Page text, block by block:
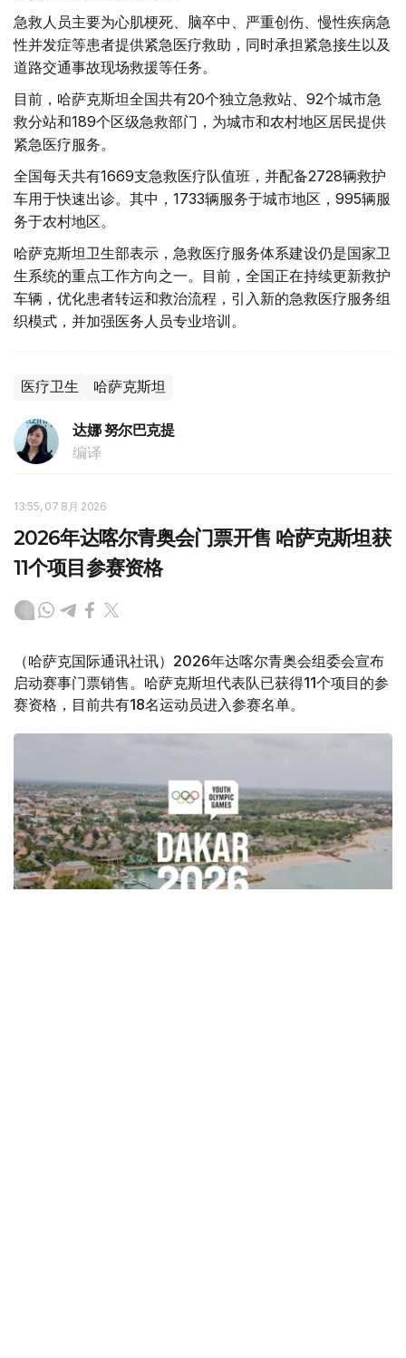
急救人员主要为心肌梗死、脑卒中、严重创伤、慢性疾病急
性并发症等患者提供紧急医疗救助，同时承担紧急接生以及
道路交通事故现场救援等任务。
目前，哈萨克斯坦全国共有20个独立急救站、92个城市急
救分站和189个区级急救部门，为城市和农村地区居民提供
紧急医疗服务。
全国每天共有1669支急救医疗队值班，并配备2728辆救护
车用于快速出诊。其中，1733辆服务于城市地区，995辆服
务于农村地区。
哈萨克斯坦卫生部表示，急救医疗服务体系建设仍是国家卫
生系统的重点工作方向之一。目前，全国正在持续更新救护
车辆，优化患者转运和救治流程，引入新的急救医疗服务组
织模式，并加强医务人员专业培训。
医疗卫生 哈萨克斯坦
达娜 努尔巴克提
编译
13:55, 07 8月 2026
2026年达喀尔青奥会门票开售 哈萨克斯坦获
11个项目参赛资格
（哈萨克国际通讯社讯）2026年达喀尔青奥会组委会宣布
启动赛事门票销售。哈萨克斯坦代表队已获得11个项目的参
赛资格，目前共有18名运动员进入参赛名单。